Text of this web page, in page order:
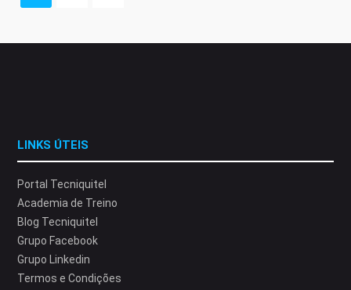
LINKS ÚTEIS
Portal Tecniquitel
Academia de Treino
Blog Tecniquitel
Grupo Facebook
Grupo Linkedin
Termos e Condições